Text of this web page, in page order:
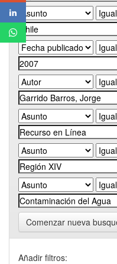
Comenzar nueva
Añadir filtros: